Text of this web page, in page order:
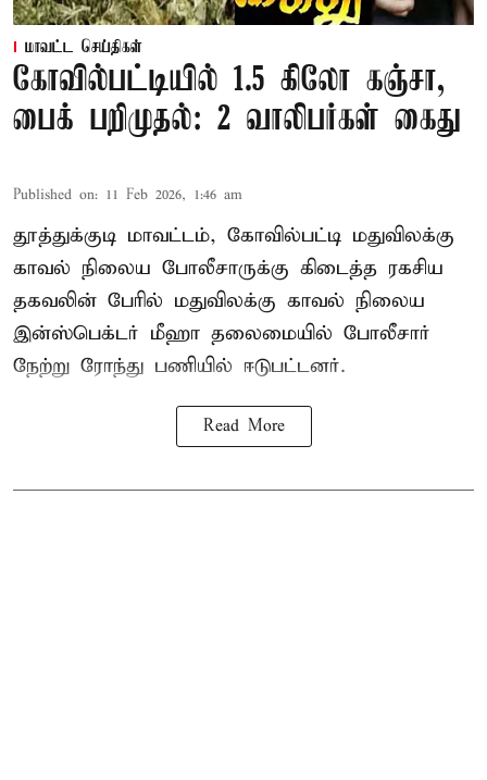
மாவட்ட செய்திகள்
கோவில்பட்டியில் 1.5 கிலோ கஞ்சா,
பைக் பறிமுதல்: 2 வாலிபர்கள் கைது
Published on: 11 Feb 2026, 1:46 am
தூத்துக்குடி மாவட்டம், கோவில்பட்டி மதுவிலக்கு
காவல் நிலைய போலீசாருக்கு கிடைத்த ரகசிய
தகவலின் பேரில் மதுவிலக்கு காவல் நிலைய
இன்ஸ்பெக்டர் மீஹா தலைமையில் போலீசார்
நேற்று ரோந்து பணியில் ஈடுபட்டனர்.
Read More